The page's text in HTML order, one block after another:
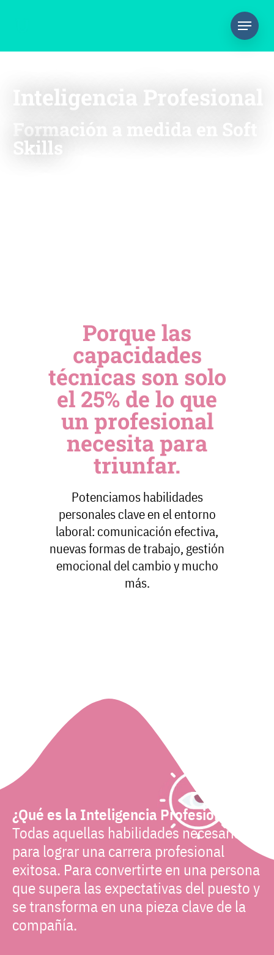
Inteligencia Profesional
Formación a medida en Soft
Skills
Porque las
capacidades
técnicas son solo
el 25% de lo que
un profesional
necesita para
triunfar.
Potenciamos habilidades
personales clave en el entorno
laboral: comunicación efectiva,
nuevas formas de trabajo, gestión
emocional del cambio y mucho
más.
¿Qué es la Inteligencia Profesional?
Todas aquellas habilidades necesarias
para lograr una carrera profesional
exitosa. Para convertirte en una persona
que supera las expectativas del puesto y
se transforma en una pieza clave de la
compañía.